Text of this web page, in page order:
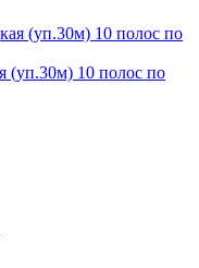
(уп.30м) 10 полос по